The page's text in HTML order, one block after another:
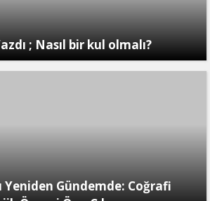
; Nasıl bir kul olmalı?
Yeniden Gündemde: Coğrafi